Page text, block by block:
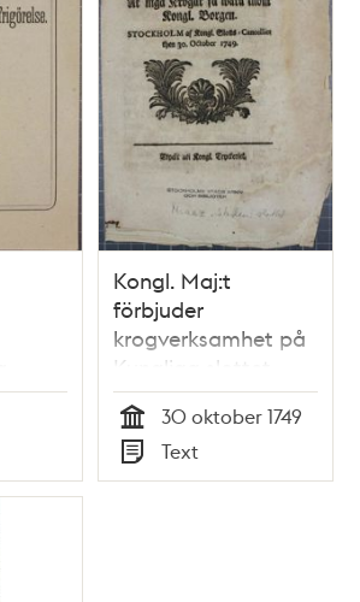
d. W.
Kongl. Maj:t
förbjuder
krogverksamhet på
Kungliga slottet
1749
Tid
30 oktober 1749
Typ
Text